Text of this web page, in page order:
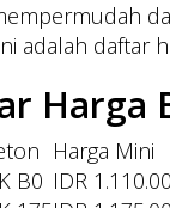
adalah daftar
Harga
Harga Mini
B0 IDR